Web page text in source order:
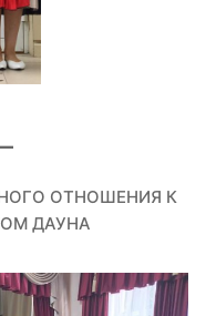
ОТНОШЕНИЯ К
ДАУНА